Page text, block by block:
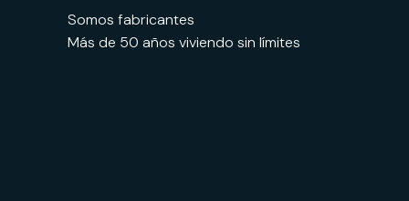
Somos fabricantes
Más de 50 años viviendo sin límites